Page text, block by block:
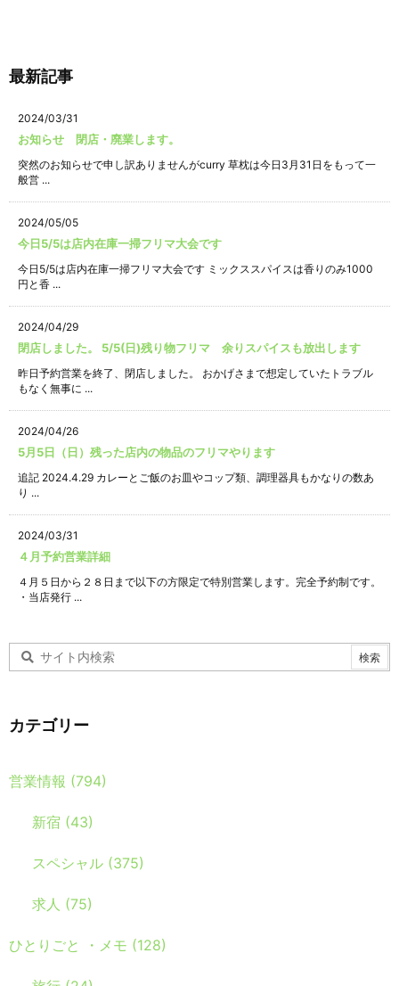
最新記事
2024/03/31
お知らせ 閉店・廃業します。
突然のお知らせで申し訳ありませんがcurry 草枕は今日3月31日をもって一
般営 ...
2024/05/05
今日5/5は店内在庫一掃フリマ大会です
今日5/5は店内在庫一掃フリマ大会です ミックススパイスは香りのみ1000
円と香 ...
2024/04/29
閉店しました。 5/5(日)残り物フリマ 余りスパイスも放出します
昨日予約営業を終了、閉店しました。 おかげさまで想定していたトラブル
もなく無事に ...
2024/04/26
5月5日（日）残った店内の物品のフリマやります
追記 2024.4.29 カレーとご飯のお皿やコップ類、調理器具もかなりの数あ
り ...
2024/03/31
４月予約営業詳細
４月５日から２８日まで以下の方限定で特別営業します。完全予約制です。
・当店発行 ...
カテゴリー
営業情報 (794)
新宿 (43)
スペシャル (375)
求人 (75)
ひとりごと ・メモ (128)